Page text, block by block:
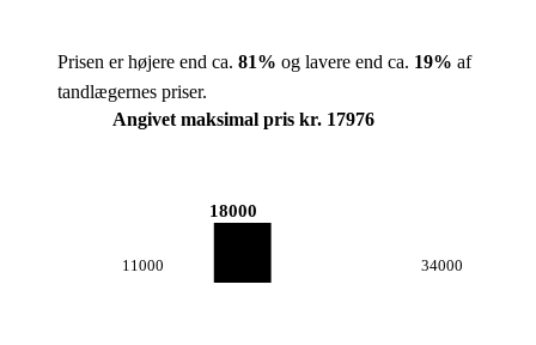
Prisen er højere end ca. 81% og lavere end ca. 19% af
tandlægernes priser.
Angivet maksimal pris kr. 17976
11000
18000
34000